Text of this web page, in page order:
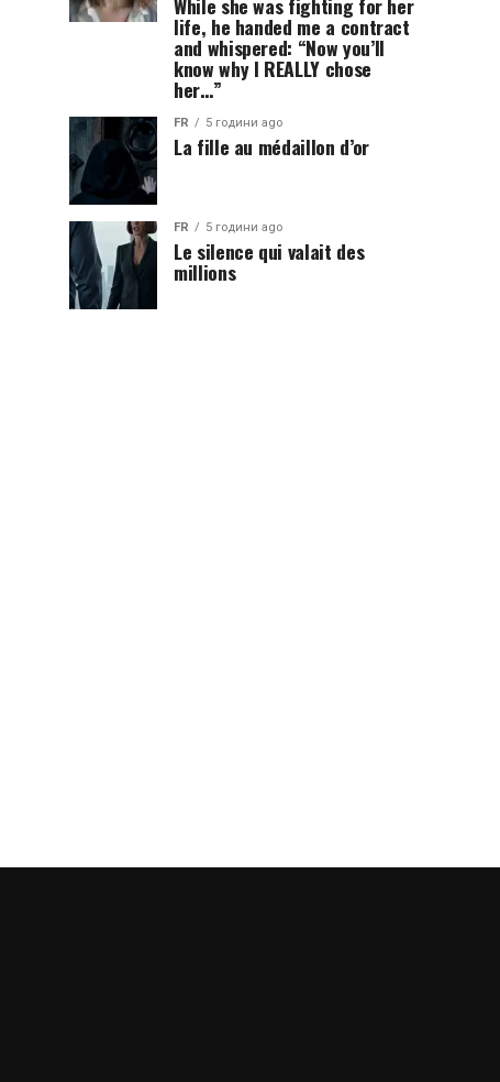
life, he handed me a contract
and whispered: “Now you’ll
know why I REALLY chose
her…”
FR 5 години ago
La fille au médaillon d’or
FR 5 години ago
Le silence qui valait des
millions